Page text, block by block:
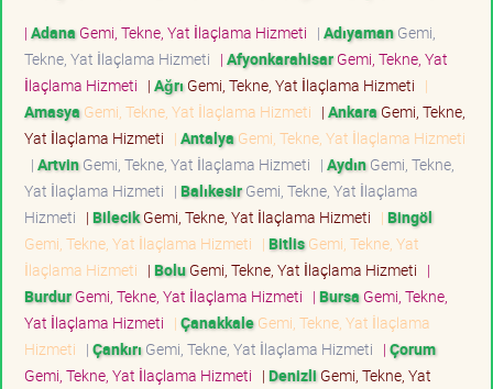
| Adana Gemi, Tekne, Yat İlaçlama Hizmeti | AdıyamanGemi,
Tekne, Yat İlaçlama Hizmeti | AfyonkarahisarGemi, Tekne, Yat
İlaçlama Hizmeti | Ağrı Gemi, Tekne, Yat İlaçlama Hizmeti |
Amasya Gemi, Tekne, Yat İlaçlama Hizmeti | Ankara Gemi, Tekne,
Yat İlaçlama Hizmeti | Antalya Gemi, Tekne, Yat İlaçlama Hizmeti
| ArtvinGemi, Tekne, Yat İlaçlama Hizmeti | AydınGemi, Tekne,
Yat İlaçlama Hizmeti | BalıkesirGemi, Tekne, Yat İlaçlama
Hizmeti | BilecikGemi, Tekne, Yat İlaçlama Hizmeti | Bingöl
Gemi, Tekne, Yat İlaçlama Hizmeti | BitlisGemi, Tekne, Yat
İlaçlama Hizmeti | BoluGemi, Tekne, Yat İlaçlama Hizmeti |
BurdurGemi, Tekne, Yat İlaçlama Hizmeti | Bursa Gemi, Tekne,
Yat İlaçlama Hizmeti | ÇanakkaleGemi, Tekne, Yat İlaçlama
Hizmeti | Çankırı Gemi, Tekne, Yat İlaçlama Hizmeti | Çorum
Gemi, Tekne, Yat İlaçlama Hizmeti | Denizli Gemi, Tekne, Yat